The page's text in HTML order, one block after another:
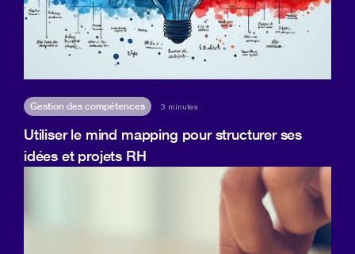
Gestion des compétences 3 minutes
Utiliser le mind mapping pour structurer ses
idées et projets RH